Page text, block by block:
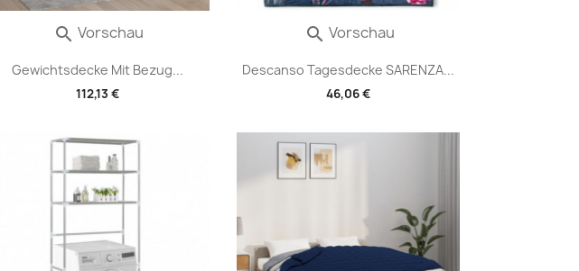
Gewichtsdecke Mit Bezug...
112,13 €
 Vorschau
Descanso Tagesdecke SARENZA...
46,06 €
 Vorschau